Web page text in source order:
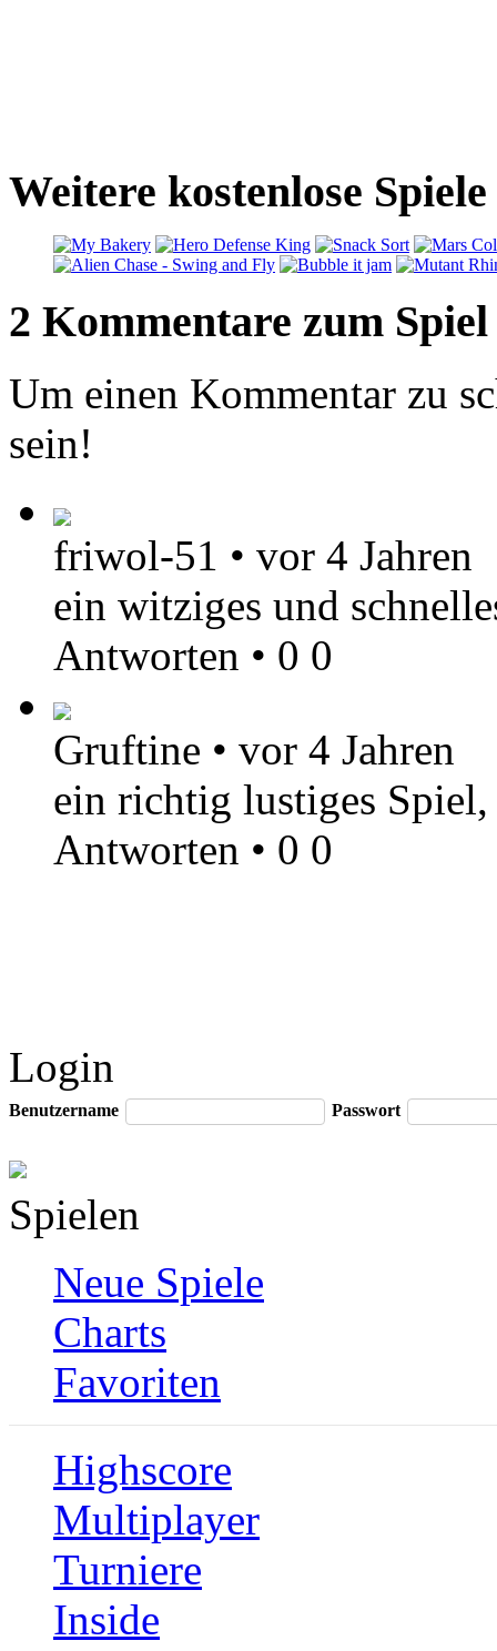
Weitere kostenlose
2 Kommentare zum Spiel
Um einen Kommentar zu
sein!
friwol-51 • vor 4 Jahren
ein witziges und
Antworten • 0 0
Gruftine • vor 4 Jahren
ein richtig lustiges
Antworten • 0 0
Login
Benutzername Passwort
Spielen
Neue Spiele
Charts
Favoriten
Highscore
Multiplayer
Turniere
Inside